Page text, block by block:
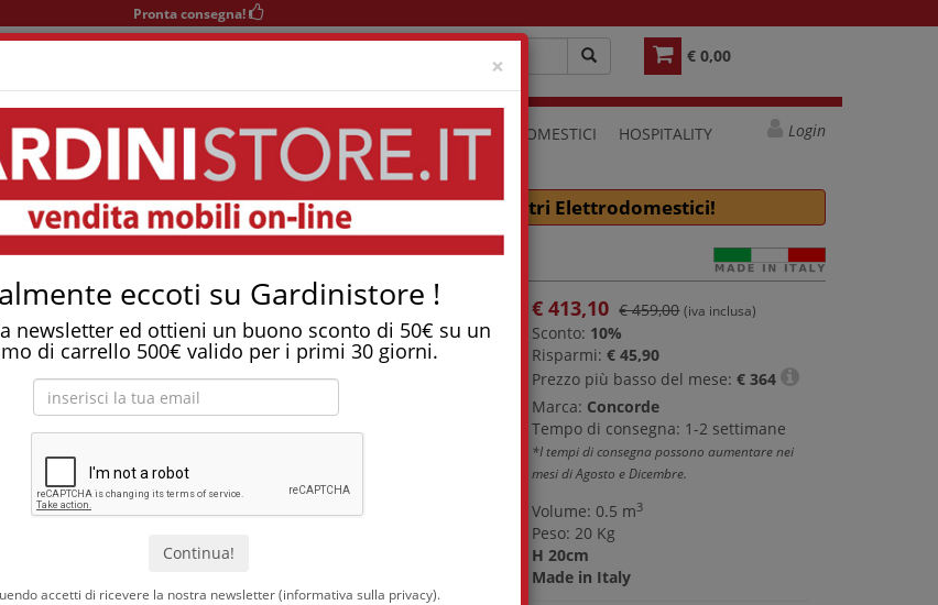
×
eccoti su Gardinistore !
newsletter ed ottieni un buono sconto di 50€ su un
di carrello 500€ valido per i primi 30 giorni.
accetti di ricevere la nostra newsletter (informativa sulla privacy).
Pronta consegna!
€ 0,00
KIDS SOGGIORNO TAVOLI SEDIE COMPLEMENTI ELETTRODOMESTICI HOSPITALITY Login
Tostapane, tritatutto, aspirapolvere, friggitrice e molti altri Elettrodomestici!
€413,10 € 459,00 (iva inclusa)
Sconto: 10%
Risparmi:€ 45,90
Prezzo più basso del mese:€364
Marca: Concorde
Tempo di consegna: 1-2 settimane
*I tempi di consegna possono aumentare nei
mesi di Agosto e Dicembre.
Volume: 0.5 m3
Peso: 20 Kg
H 20cm
Made in Italy